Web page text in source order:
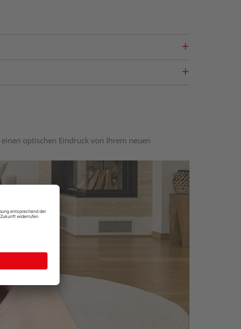
optischen Eindruck von Ihrem neuen